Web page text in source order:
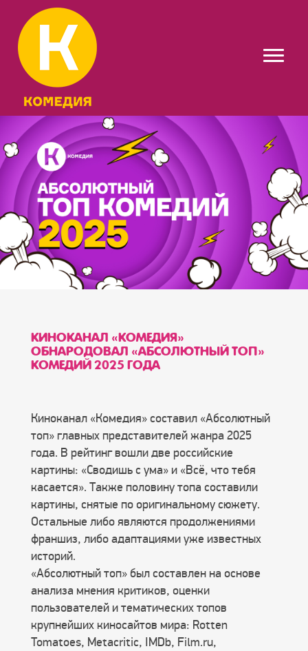
КИНОКАНАЛ «КОМЕДИЯ»
ОБНАРОДОВАЛ «АБСОЛЮТНЫЙ ТОП»
КОМЕДИЙ 2025 ГОДА
Киноканал «Комедия» составил «Абсолютный
топ» главных представителей жанра 2025
года. В рейтинг вошли две российские
картины: «Сводишь с ума» и «Всё, что тебя
касается». Также половину топа составили
картины, снятые по оригинальному сюжету.
Остальные либо являются продолжениями
франшиз, либо адаптациями уже известных
историй.
«Абсолютный топ» был составлен на основе
анализа мнения критиков, оценки
пользователей и тематических топов
крупнейших киносайтов мира: Rotten
Tomatoes, Metacritic, IMDb, Film.ru,